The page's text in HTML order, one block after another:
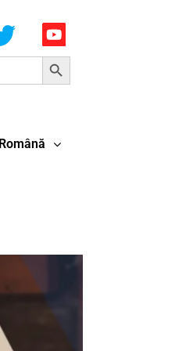
Search Button
Română